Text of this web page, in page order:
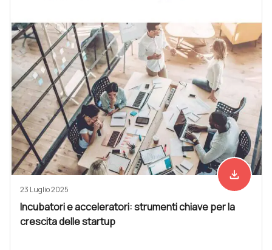
Scarica
file_download
23 Luglio 2025
Incubatori e acceleratori: strumenti chiave per la
crescita delle startup